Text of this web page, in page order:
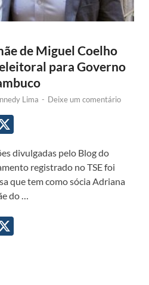
de Miguel Coelho
para Governo
Lima - Deixe um comentário
divulgadas pelo Blog do
registrado no TSE foi
que tem como sócia Adriana
do …